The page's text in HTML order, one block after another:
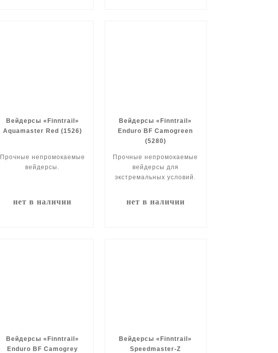
Вейдерсы «Finntrail»
Aquamaster Red (1526)
Прочные непромокаемые
вейдерсы.
нет в наличии
Вейдерсы «Finntrail»
Enduro BF Camogreen
(5280)
Прочные непромокаемые
вейдерсы для
экстремальных условий.
нет в наличии
Вейдерсы «Finntrail»
Enduro BF Camogrey
Вейдерсы «Finntrail»
Speedmaster-Z